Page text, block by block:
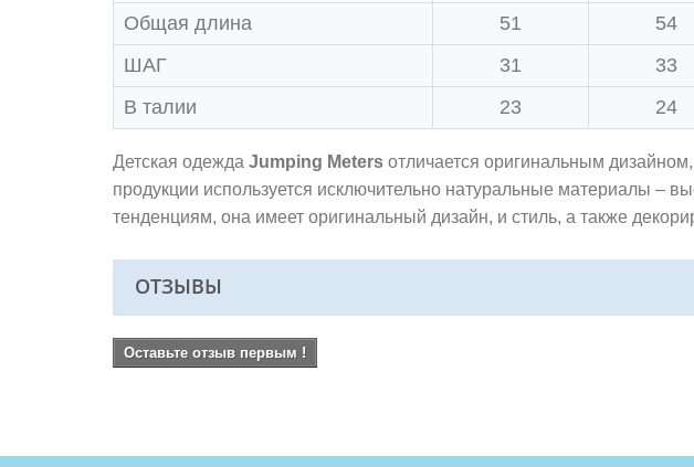
Общая длина 51 54
ШАГ
31 33
В талии
23 24
Детская одежда Jumping Meters отличается оригинальным
продукции используется исключительно натуральные материалы –
тенденциям, она имеет оригинальный дизайн, и стиль, а также
ОТЗЫВЫ
Оставьте отзыв первым !